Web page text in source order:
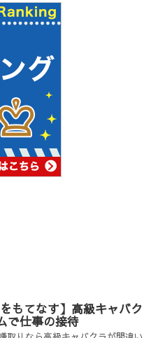
をもてなす】高級キャバク
で仕事の接待